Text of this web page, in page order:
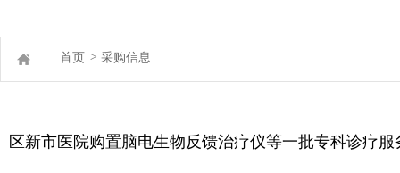
首页 > 采购信息
区新市医院购置脑电生物反馈治疗仪等一批专科诊疗